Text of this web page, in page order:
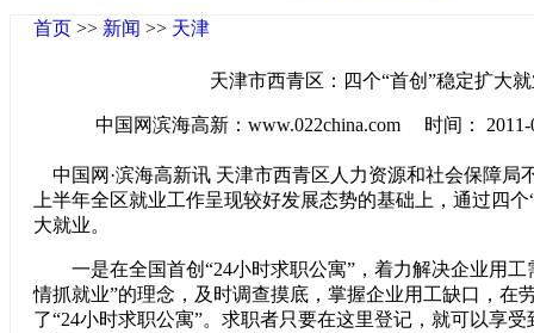
首页 >> 新闻 >> 天津
天津市西青区：四个“首创”稳定扩大
中国网滨海高新：www.022china.com 时间： 2011-
中国网·滨海高新讯 天津市西青区人力资源和社会保障局
上半年全区就业工作呈现较好发展态势的基础上，通过四
大就业。
一是在全国首创“24小时求职公寓”，着力解决企业用工
情抓就业”的理念，及时调查摸底，掌握企业用工缺口，在
了“24小时求职公寓”。求职者只要在这里登记，就可以享